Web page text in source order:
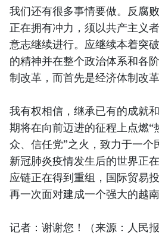
我们还有很多事情要做。反腐
正在拥有冲力，须以共产主义
意志继续进行。应继续本着突
的精神并在整个政治体系和各
制改革，而首先是经济体制改革
我有权相信，继承已有的成就
期将在向前迈进的征程上点燃“
众、信任党”之火，致力于一个
新冠肺炎疫情发生后的世界正
应链正在得到重组，国际贸易
再一次面对建成一个强大的越南
记者：谢谢您！（来源：人民报